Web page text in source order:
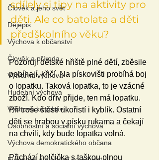
Člověk a jeho svět
Dějepis
Výchova k občanství
Člověk a příroda
Výtvarná výchova
Hudební výchova
Výchova ke zdraví
Osobnostní a sociální výchova
Výchova demokratického občana
sdílely si tipy na aktivity pro
děti. Ale co batolata a děti
předškolního věku?
Pozoruji dětské hřiště plné dětí, zběsile
pobíhají, křičí. Na pískovišti probíhá boj
o lopatku. Taková lopatka, to je vzácné
zboží. Kdo dřív přijde, ten má lopatku.
Při troše štěstí ukořistí i kyblík. Ostatní
děti se hrabou v písku rukama a čekají
na chvíli, kdy bude lopatka volná.
Přichází holčička s taškou plnou